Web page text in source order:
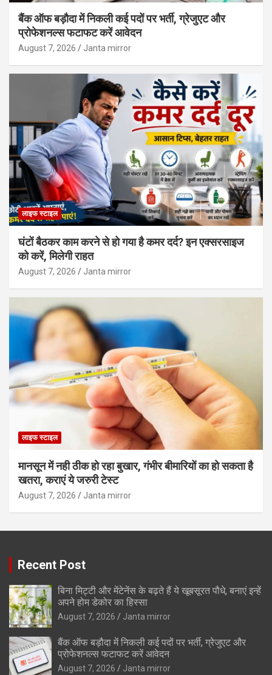
बैंक ऑफ बड़ौदा में निकली कई पदों पर भर्ती, ग्रेजुएट और
प्रोफेशनल्स फटाफट करें आवेदन
August 7, 2026 Janta mirror
लाइफ स्टाइल
घंटों बैठकर काम करने से हो गया है कमर दर्द? इन एक्सरसाइज
को करें, मिलेगी राहत
August 7, 2026 Janta mirror
लाइफ स्टाइल
मानसून में नही ठीक हो रहा बुखार, गंभीर बीमारियों का हो सकता है
खतरा, कराएं ये जरुरी टेस्ट
August 7, 2026 Janta mirror
Recent Post
बिना मिट्टी और मेंटेनेंस के बढ़ते हैं ये खूबसूरत पौधे, बनाएं इन्‍हें
अपने होम डेकोर का हिस्‍सा
August 7, 2026 Janta mirror
बैंक ऑफ बड़ौदा में निकली कई पदों पर भर्ती, ग्रेजुएट और
प्रोफेशनल्स फटाफट करें आवेदन
August 7, 2026 Janta mirror